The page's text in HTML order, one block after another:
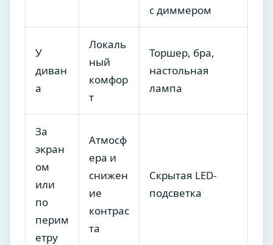
с диммером
У
диван
а
Локаль
ный
комфор
т
Торшер, бра,
настольная
лампа
За
экран
ом
или
по
перим
етру
Атмосф
ера и
снижен
ие
контрас
та
Скрытая LED-
подсветка